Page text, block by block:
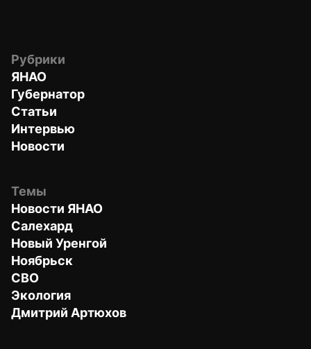
Рубрики
ЯНАО
Губернатор
Статьи
Интервью
Новости
Темы
Новости ЯНАО
Салехард
Новый Уренгой
Ноябрьск
СВО
Экология
Дмитрий Артюхов